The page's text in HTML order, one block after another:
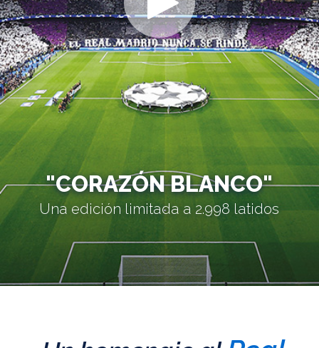
"CORAZÓN BLANCO"
Una edición limitada a 2.998 latidos